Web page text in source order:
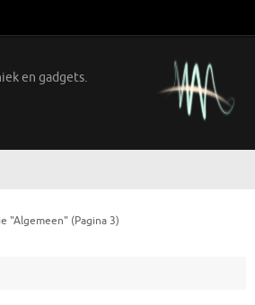
en gadgets.
"Algemeen" (Pagina 3)